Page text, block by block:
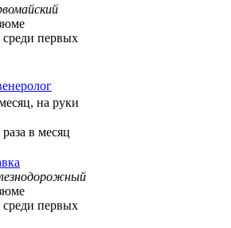
первых
на руки
в месяц
первых